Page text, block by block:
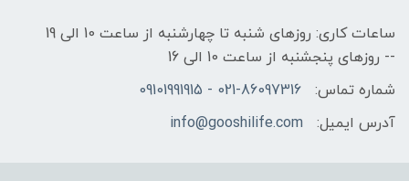
ساعات کاری: روزهای شنبه تا چهارشنبه از ساعت 10 الی 19
-- روزهای پنجشنبه از ساعت 10 الی 16
شماره تماس:
021-86097316 - 09101991915
آدرس ایمیل:
info@gooshilife.com